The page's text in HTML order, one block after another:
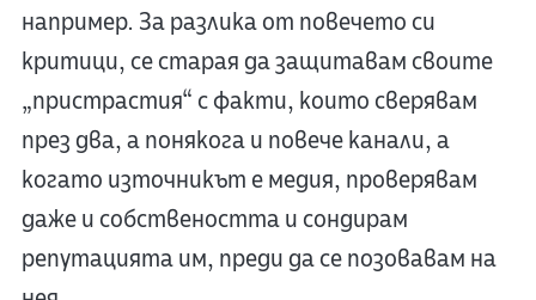
например. За разлика от повечето си
критици, се старая да защитавам своите
„пристрастия“ с факти, които сверявам
през два, а понякога и повече канали, а
когато източникът е медия, проверявам
даже и собствеността и сондирам
репутацията им, преди да се позовавам на